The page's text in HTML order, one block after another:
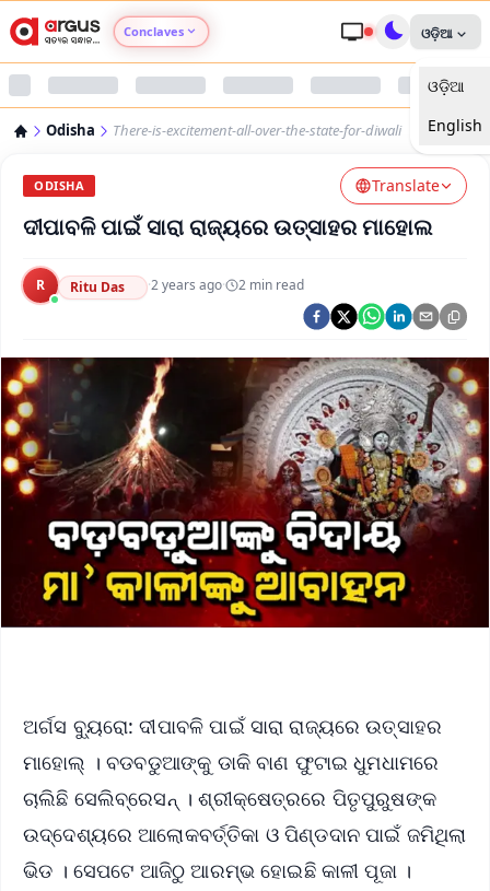
Conclaves
Argus Swaad Odisha
Argus Chalo Dekhein Apna Desh
ଓଡ଼ିଆ
ଓଡ଼ିଆ
English
Odisha There-is-excitement-all-over-the-state-for-diwali
ODISHA Translate
ଦୀପାବଳି ପାଇଁ ସାରା ରାଜ୍ୟରେ ଉତ୍ସାହର ମାହୋଲ
R Ritu Das ·2 years ago· 2 min read
ଅର୍ଗସ ବ୍ୟୁରୋ: ଦୀପାବଳି ପାଇଁ ସାରା ରାଜ୍ୟରେ ଉତ୍ସାହର
ମାହୋଲ୍ । ବଡବଡୁଆଙ୍କୁ ଡାକି ବାଣ ଫୁଟାଇ ଧୁମଧାମରେ
ଚାଲିଛି ସେଲିବ୍ରେସନ୍ । ଶ୍ରୀକ୍ଷେତ୍ରରେ ପିତୃପୁରୁଷଙ୍କ
ଉଦ୍ଦେଶ୍ୟରେ ଆଲୋକବର୍ତ୍ତିକା ଓ ପିଣ୍ଡଦାନ ପାଇଁ ଜମିଥିଲା
ଭିଡ । ସେପଟେ ଆଜିଠୁ ଆରମ୍ଭ ହୋଇଛି କାଳୀ ପୂଜା ।